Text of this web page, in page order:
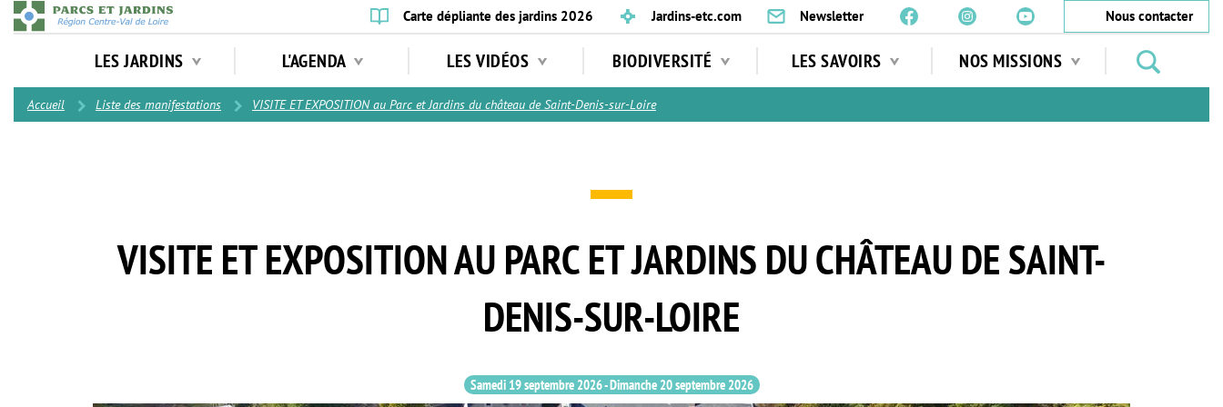
Aller
au
Carte dépliante des jardins 2026 Jardins-etc.com Newsletter
Nous contacter
principale
LES JARDINS L'AGENDA LES VIDÉOS BIODIVERSITÉ LES SAVOIRS NOS MISSIONS
jardins
Contenu
Accueil Liste des manifestations VISITE ET EXPOSITION au Parc et Jardins du château de Saint-Denis-sur-Loire
VISITE ET EXPOSITION AU PARC ET JARDINS DU CHÂTEAU DE SAINT-
DENIS-SUR-LOIRE
Samedi 19 septembre 2026-Dimanche 20 septembre 2026